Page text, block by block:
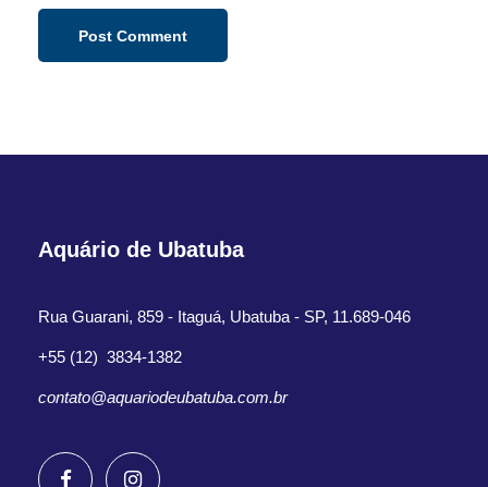
Aquário de Ubatuba
Rua Guarani, 859 - Itaguá, Ubatuba - SP, 11.689-046
+55 (12) 3834-1382
contato@aquariodeubatuba.com.br